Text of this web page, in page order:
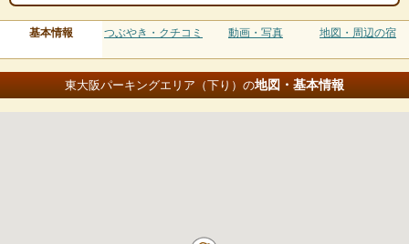
基本情報 つぶやき・クチコミ 動画・写真 地図・周辺の宿
東大阪パーキングエリア（下り）の地図・基本情報